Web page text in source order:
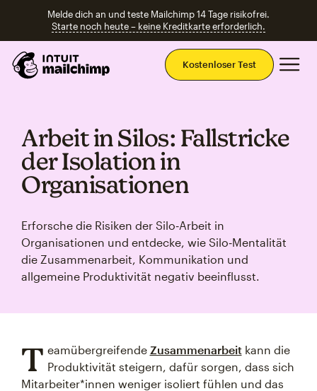
Melde dich an und teste Mailchimp 14 Tage risikofrei.
Starte noch heute – keine Kreditkarte erforderlich.
Kostenloser Test
Arbeit in Silos: Fallstricke
der Isolation in
Organisationen
Erforsche die Risiken der Silo‑Arbeit in
Organisationen und entdecke, wie Silo‑Mentalität
die Zusammenarbeit, Kommunikation und
allgemeine Produktivität negativ beeinflusst.
T eamübergreifende Zusammenarbeitkann die
Produktivität steigern, dafür sorgen, dass sich
Mitarbeiter*innen weniger isoliert fühlen und das